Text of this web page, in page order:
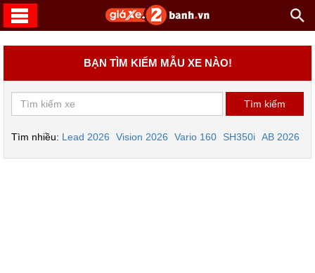
BẠN TÌM KIẾM MẪU XE NÀO!
Tìm nhiều: Lead 2026 Vision 2026 Vario 160 SH350i AB 2026